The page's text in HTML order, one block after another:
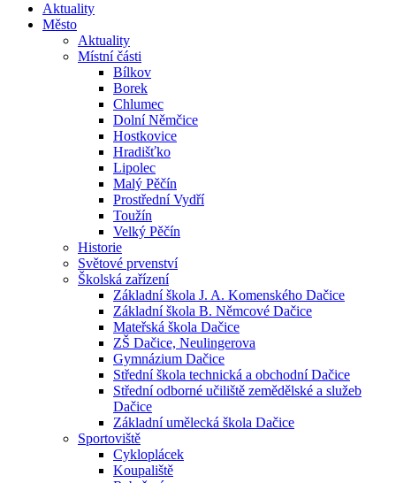
Aktuality
Město
Aktuality
Místní části
Bílkov
Borek
Chlumec
Dolní Němčice
Hostkovice
Hradišťko
Lipolec
Malý Pěčín
Prostřední Vydří
Toužín
Velký Pěčín
Historie
Světové prvenství
Školská zařízení
Základní škola J. A. Komenského Dačice
Základní škola B. Němcové Dačice
Mateřská škola Dačice
ZŠ Dačice, Neulingerova
Gymnázium Dačice
Střední škola technická a obchodní Dačice
Střední odborné učiliště zemědělské a služeb
Dačice
Základní umělecká škola Dačice
Sportoviště
Cykloplácek
Koupaliště